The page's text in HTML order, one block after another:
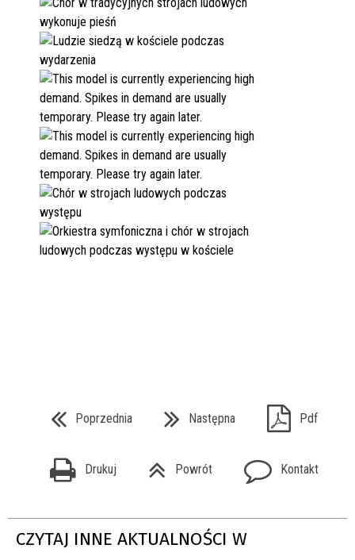
Poprzednia Następna Pdf
Drukuj Powrót Kontakt
CZYTAJ INNE AKTUALNOŚCI W